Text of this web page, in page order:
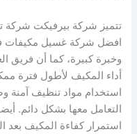
تتميز شركة بيرفيكت شركة
افضل شركة غسيل مكيفات
وخبرة كبيرة، كما أن فريق
أداء المكيف لأطول فترة
استخدام مواد تنظيف آمنة
التعامل معها بشكل دائم.
استمرار كفاءة المكيف بعد